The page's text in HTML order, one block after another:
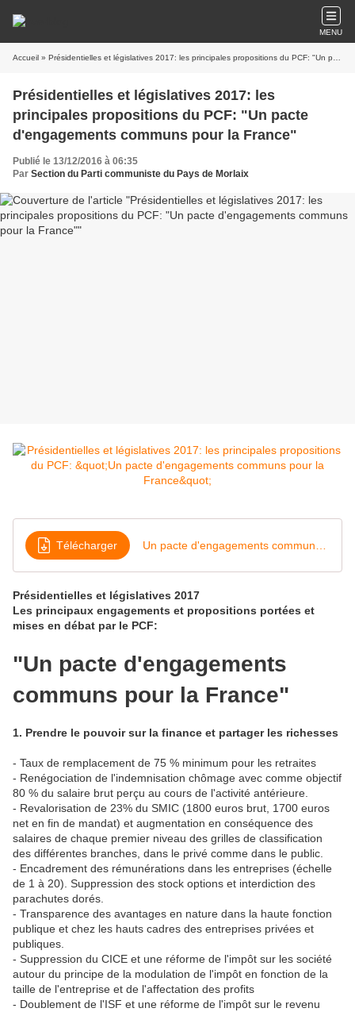
MENU
Accueil » Présidentielles et législatives 2017: les principales propositions du PCF: "Un pacte d'engagements communs pour la France"
Présidentielles et législatives 2017: les
principales propositions du PCF: "Un pacte
d'engagements communs pour la France"
Publié le 13/12/2016 à 06:35
Par Section du Parti communiste du Pays de Morlaix
Télécharger
Présidentielles et législatives 2017
Les principaux engagements et propositions portées et
mises en débat par le PCF:
"Un pacte d'engagements
communs pour la France"
1. Prendre le pouvoir sur la finance et partager les richesses
- Taux de remplacement de 75 % minimum pour les retraites
- Renégociation de l'indemnisation chômage avec comme objectif
80 % du salaire brut perçu au cours de l'activité antérieure.
- Revalorisation de 23% du SMIC (1800 euros brut, 1700 euros
net en fin de mandat) et augmentation en conséquence des
salaires de chaque premier niveau des grilles de classification
des différentes branches, dans le privé comme dans le public.
- Encadrement des rémunérations dans les entreprises (échelle
de 1 à 20). Suppression des stock options et interdiction des
parachutes dorés.
- Transparence des avantages en nature dans la haute fonction
publique et chez les hauts cadres des entreprises privées et
publiques.
- Suppression du CICE et une réforme de l'impôt sur les société
autour du principe de la modulation de l'impôt en fonction de la
taille de l'entreprise et de l'affectation des profits
- Doublement de l'ISF et une réforme de l'impôt sur le revenu